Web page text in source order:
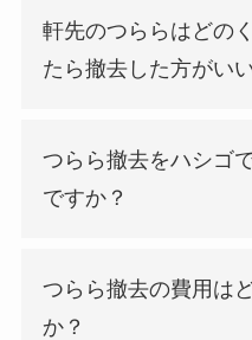
軒先のつららはどの
たら撤去した方がい
つらら撤去をハシゴ
ですか？
つらら撤去の費用は
か？